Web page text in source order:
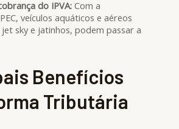
do IPVA: Com a
veículos aquáticos e aéreos
sky e jatinhos, podem passar a
Benefícios
Tributária